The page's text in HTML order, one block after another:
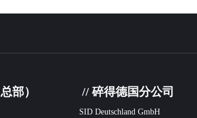
部） // 碎得德国分公司
SID Deutschland GmbH